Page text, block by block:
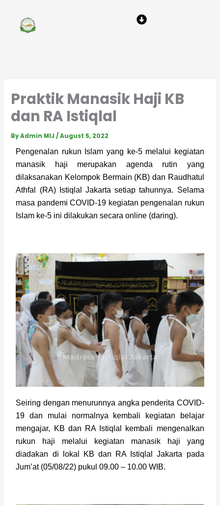
content
Menu
Praktik Manasik Haji KB
dan RA Istiqlal
ByAdmin MIJ/August 5, 2022
Pengenalan rukun Islam yang ke-5 melalui kegiatan
manasik haji merupakan agenda rutin yang
dilaksanakan Kelompok Bermain (KB) dan Raudhatul
Athfal (RA) Istiqlal Jakarta setiap tahunnya. Selama
masa pandemi COVID-19 kegiatan pengenalan rukun
Islam ke-5 ini dilakukan secara online (daring).
Seiring dengan menurunnya angka penderita COVID-
19 dan mulai normalnya kembali kegiatan belajar
mengajar, KB dan RA Istiqlal kembali mengenalkan
rukun haji melalui kegiatan manasik haji yang
diadakan di lokal KB dan RA Istiqlal Jakarta pada
Jum’at (05/08/22) pukul 09.00 – 10.00 WIB.